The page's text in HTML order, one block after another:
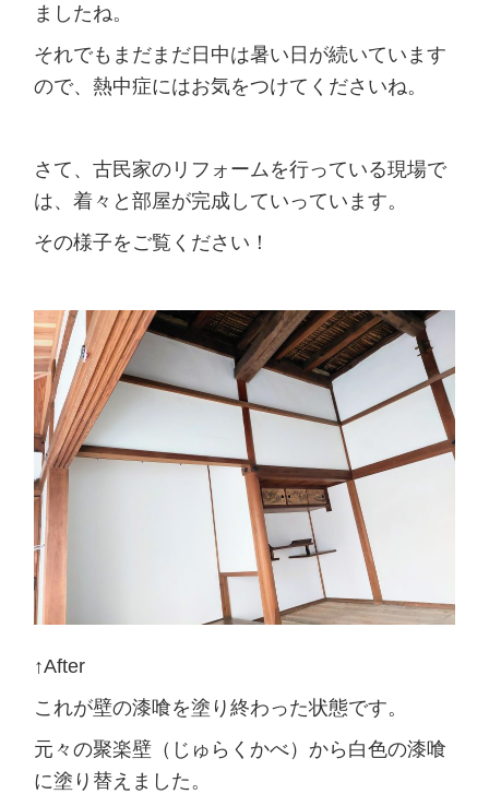
ましたね。
それでもまだまだ日中は暑い日が続いています
ので、熱中症にはお気をつけてくださいね。
さて、古民家のリフォームを行っている現場で
は、着々と部屋が完成していっています。
その様子をご覧ください！
↑After
これが壁の漆喰を塗り終わった状態です。
元々の聚楽壁（じゅらくかべ）から白色の漆喰
に塗り替えました。